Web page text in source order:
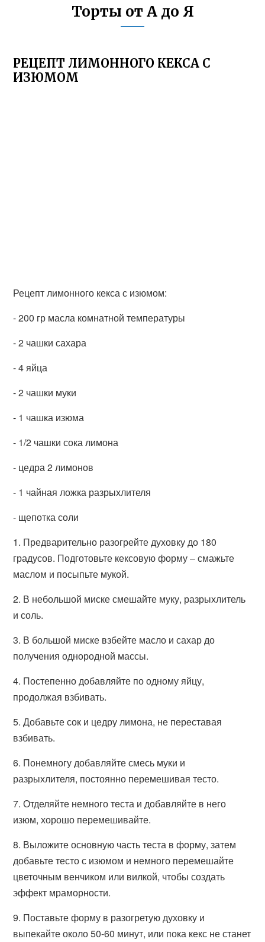
Торты от А до Я
РЕЦЕПТ ЛИМОННОГО КЕКСА С
ИЗЮМОМ
Рецепт лимонного кекса с изюмом:
- 200 гр масла комнатной температуры
- 2 чашки сахара
- 4 яйца
- 2 чашки муки
- 1 чашка изюма
- 1/2 чашки сока лимона
- цедра 2 лимонов
- 1 чайная ложка разрыхлителя
- щепотка соли
1. Предварительно разогрейте духовку до 180
градусов. Подготовьте кексовую форму – смажьте
маслом и посыпьте мукой.
2. В небольшой миске смешайте муку, разрыхлитель
и соль.
3. В большой миске взбейте масло и сахар до
получения однородной массы.
4. Постепенно добавляйте по одному яйцу,
продолжая взбивать.
5. Добавьте сок и цедру лимона, не переставая
взбивать.
6. Понемногу добавляйте смесь муки и
разрыхлителя, постоянно перемешивая тесто.
7. Отделяйте немного теста и добавляйте в него
изюм, хорошо перемешивайте.
8. Выложите основную часть теста в форму, затем
добавьте тесто с изюмом и немного перемешайте
цветочным венчиком или вилкой, чтобы создать
эффект мраморности.
9. Поставьте форму в разогретую духовку и
выпекайте около 50-60 минут, или пока кекс не станет